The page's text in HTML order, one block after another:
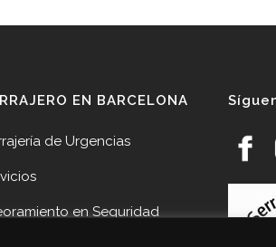
EN BARCELONA
de Urgencias
en Seguridad